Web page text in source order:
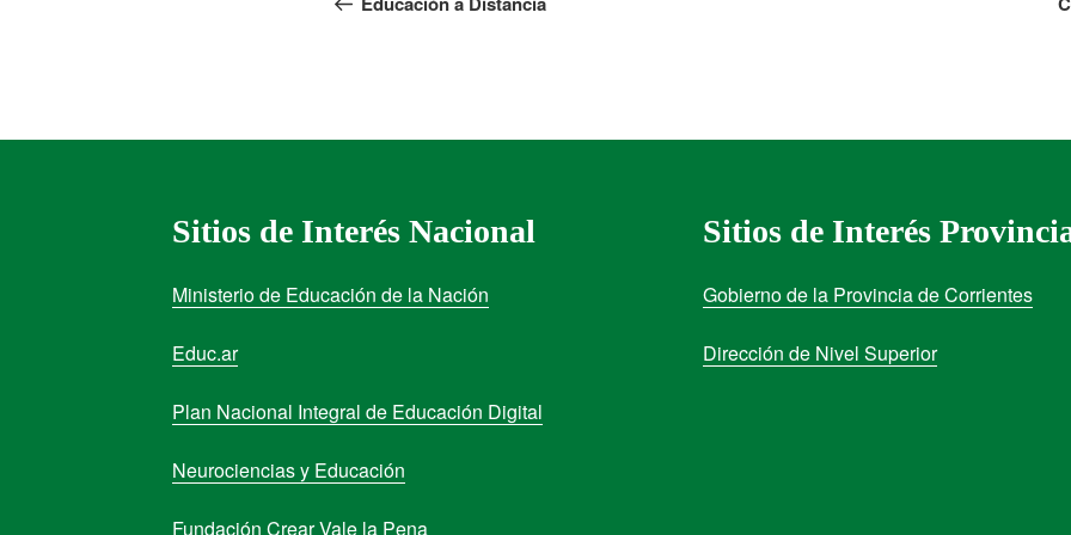
Sitios de Interés Nacional
Ministerio de Educación de la Nación
Educ.ar
Plan Nacional Integral de Educación Digital
Neurociencias y Educación
Fundación Crear Vale la Pena
Sitios de Interés
Gobierno de la Provincia de Corrientes
Dirección de Nivel Superior